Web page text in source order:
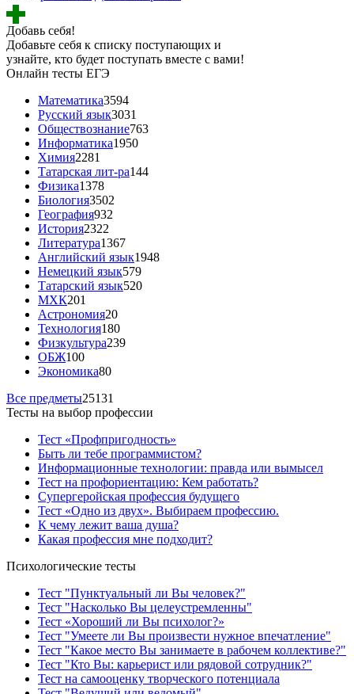
Добавь себя!
Добавьте себя к списку поступающих и
узнайте, кто будет поступать вместе с вами!
Онлайн тесты ЕГЭ
Математика3594
Русский язык3031
Обществознание763
Информатика1950
Химия2281
Татарская лит-ра144
Физика1378
Биология3502
География932
История2322
Литература1367
Английский язык1948
Немецкий язык579
Татарский язык520
МХК201
Астрономия20
Технология180
Физкультура239
ОБЖ100
Экономика80
Все предметы25131
Тесты на выбор профессии
Тест «Профпригодность»
Быть ли тебе программистом?
Информационные технологии: правда или вымысел
Тест на профориентацию: Кем работать?
Супергеройская профессия будущего
Тест «Одно из двух». Выбираем профессию.
К чему лежит ваша душа?
Какая профессия мне подходит?
Психологические тесты
Тест "Пунктуальный ли Вы человек?"
Тест "Насколько Вы целеустремленны"
Тест «Хороший ли Вы психолог?»
Тест "Умеете ли Вы произвести нужное впечатление"
Тест "Какое место Вы занимаете в рабочем коллективе?"
Тест "Кто Вы: карьерист или рядовой сотрудник?"
Тест на самооценку творческого потенциала